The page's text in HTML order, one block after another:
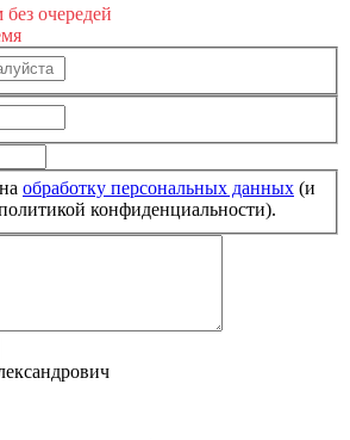
очередей
обработку персональных данных (и
конфиденциальности).